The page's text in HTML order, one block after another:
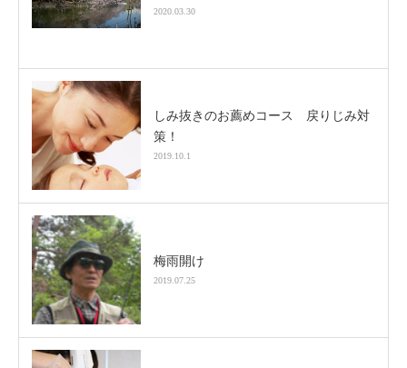
2020.03.30
しみ抜きのお薦めコース 戻りじみ対
策！
2019.10.1
梅雨開け
2019.07.25